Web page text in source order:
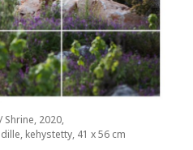
Shrine, 2020,
kehystetty, 41 x 56 cm